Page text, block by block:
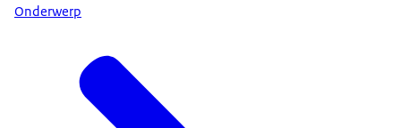
Onderwerp